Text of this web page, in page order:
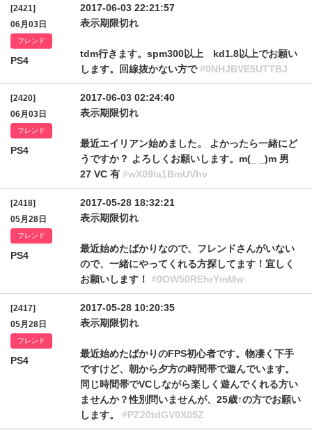
[2421]
06月03日
フレンド
PS4
2017-06-03 22:21:57
表示期限切れ
tdm行きます。spm300以上 kd1.8以上でお願い
します。回線抜かない方で#0NHJBVE5UTTBJ
[2420]
06月03日
フレンド
PS4
2017-06-03 02:24:40
表示期限切れ
最近エイリアン始めました。 よかったら一緒にど
うですか？ よろしくお願いします。m(_ _)m 男
27 VC 有 #wX09Ia1BmUVhv
[2418]
05月28日
フレンド
PS4
2017-05-28 18:32:21
表示期限切れ
最近始めたばかりなので、フレンドさんがいない
ので、一緒にやってくれる方探してます！宜しく
お願いします！ #0OW50REhrYmMw
[2417]
05月28日
フレンド
PS4
2017-05-28 10:20:35
表示期限切れ
最近始めたばかりのFPS初心者です。物凄く下手
ですけど、朝から夕方の時間帯で遊んでいます。
同じ時間帯でVCしながら楽しく遊んでくれる方い
ませんか？性別問いませんが、25歳↑の方でお願い
します。 #PZ20tdGV0X05Z